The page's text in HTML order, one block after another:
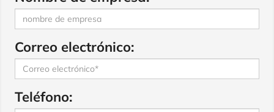
Correo electrónico:
Teléfono: